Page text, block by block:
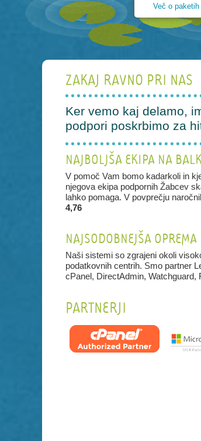
Več o
ZAKAJ RAVNO PRI NAS
Ker vemo kaj delamo,
podpori poskrbimo za
NAJBOLJŠA EKIPA NA
V pomoč Vam bomo kadarkoli in
njegova ekipa podpornih Žabcev
lahko pomaga. V povprečju
4,76
NAJSODOBNEJŠA OPREMA
Naši sistemi so zgrajeni okoli
podatkovnih centrih. Smo partner
cPanel, DirectAdmin, Watchguard,
PARTNERJI